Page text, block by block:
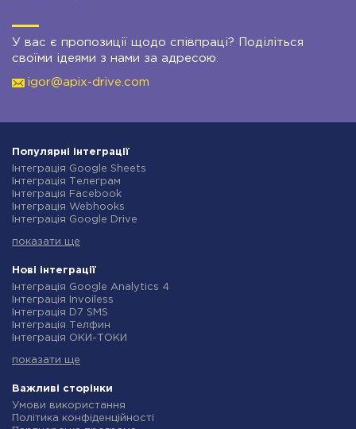
У вас є пропозиції щодо співпраці? Поділіться
своїми ідеями з нами за адресою:
igor@apix-drive.com
Популярні інтеграції
Інтеграція Google Sheets
Інтеграція Телеграм
Інтеграція Facebook
Інтеграція Webhooks
Інтеграція Google Drive
Інтеграція Gmail
Інтеграція Rozetka
Інтеграція OpenAI (ChatGPT)
Інтеграція Binotel
Інтеграція Prom
Інтеграція Приват24
Інтеграція OLX
Інтеграція SendPulse
Інтеграція Stream Telecom
Інтеграція Google Analytics
Інтеграція Creatio
показати ще
Нові інтеграції
Інтеграція Google Analytics 4
Інтеграція Invoiless
Інтеграція D7 SMS
Інтеграція Телфин
Інтеграція ОКИ-ТОКИ
Інтеграція Microsoft Dynamics 365
Інтеграція TxtSync
Інтеграція Wire2Air
Інтеграція Corezoid
Інтеграція Infobip
показати ще
Важливі сторінки
Умови використання
Політика конфіденційності